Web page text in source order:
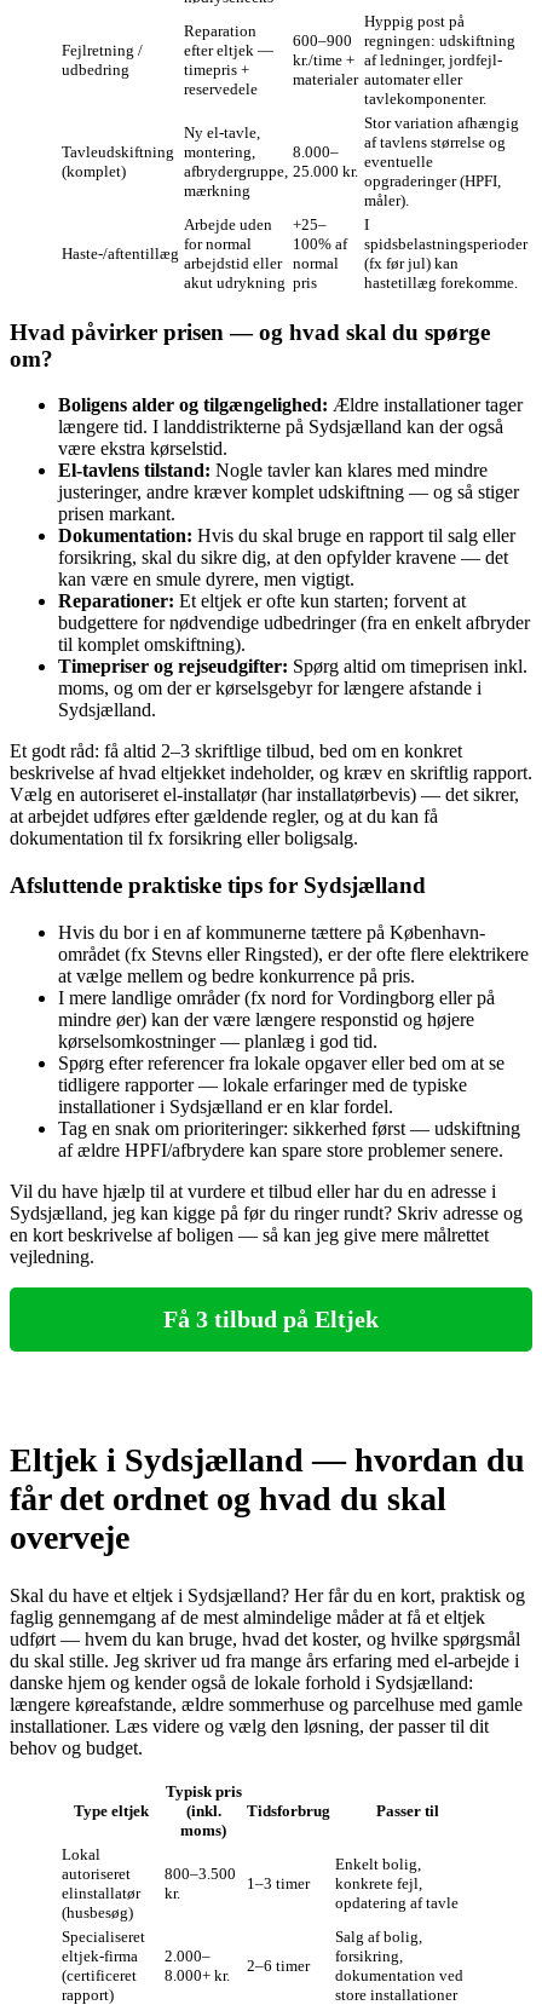
Fejlretning /
udbedring
Reparation
efter eltjek —
timepris +
reservedele
600–900
kr./time +
materialer
Hyppig post på
regningen: udskiftning
af ledninger, jordfejl-
automater eller
tavlekomponenter.
Tavleudskiftning
(komplet)
Ny el-tavle,
montering,
afbrydergruppe,
mærkning
8.000–
25.000 kr.
Stor variation afhængig
af tavlens størrelse og
eventuelle
opgraderinger (HPFI,
måler).
Haste-/aftentillæg
Arbejde uden
for normal
arbejdstid eller
akut udrykning
+25–
100% af
normal
pris
I
spidsbelastningsperioder
(fx før jul) kan
hastetillæg forekomme.
Hvad påvirker prisen — og hvad skal du spørge
om?
Boligens alder og tilgængelighed: Ældre installationer tager
længere tid. I landdistrikterne på Sydsjælland kan der også
være ekstra kørselstid.
El-tavlens tilstand: Nogle tavler kan klares med mindre
justeringer, andre kræver komplet udskiftning — og så stiger
prisen markant.
Dokumentation: Hvis du skal bruge en rapport til salg eller
forsikring, skal du sikre dig, at den opfylder kravene — det
kan være en smule dyrere, men vigtigt.
Reparationer: Et eltjek er ofte kun starten; forvent at
budgettere for nødvendige udbedringer (fra en enkelt afbryder
til komplet omskiftning).
Timepriser og rejseudgifter: Spørg altid om timeprisen inkl.
moms, og om der er kørselsgebyr for længere afstande i
Sydsjælland.
Et godt råd: få altid 2–3 skriftlige tilbud, bed om en konkret
beskrivelse af hvad eltjekket indeholder, og kræv en skriftlig rapport.
Vælg en autoriseret el-installatør (har installatørbevis) — det sikrer,
at arbejdet udføres efter gældende regler, og at du kan få
dokumentation til fx forsikring eller boligsalg.
Afsluttende praktiske tips for Sydsjælland
Hvis du bor i en af kommunerne tættere på København-
området (fx Stevns eller Ringsted), er der ofte flere elektrikere
at vælge mellem og bedre konkurrence på pris.
I mere landlige områder (fx nord for Vordingborg eller på
mindre øer) kan der være længere responstid og højere
kørselsomkostninger — planlæg i god tid.
Spørg efter referencer fra lokale opgaver eller bed om at se
tidligere rapporter — lokale erfaringer med de typiske
installationer i Sydsjælland er en klar fordel.
Tag en snak om prioriteringer: sikkerhed først — udskiftning
af ældre HPFI/afbrydere kan spare store problemer senere.
Vil du have hjælp til at vurdere et tilbud eller har du en adresse i
Sydsjælland, jeg kan kigge på før du ringer rundt? Skriv adresse og
en kort beskrivelse af boligen — så kan jeg give mere målrettet
vejledning.
Få 3 tilbud på Eltjek
Eltjek i Sydsjælland — hvordan du
får det ordnet og hvad du skal
overveje
Skal du have et eltjek i Sydsjælland? Her får du en kort, praktisk og
faglig gennemgang af de mest almindelige måder at få et eltjek
udført — hvem du kan bruge, hvad det koster, og hvilke spørgsmål
du skal stille. Jeg skriver ud fra mange års erfaring med el-arbejde i
danske hjem og kender også de lokale forhold i Sydsjælland:
længere køreafstande, ældre sommerhuse og parcelhuse med gamle
installationer. Læs videre og vælg den løsning, der passer til dit
behov og budget.
Type eltjek
Typisk pris
(inkl.
moms)
Tidsforbrug Passer til
Lokal
autoriseret
elinstallatør
(husbesøg)
800–3.500
kr.
1–3 timer
Enkelt bolig,
konkrete fejl,
opdatering af tavle
Specialiseret
eltjek‑firma
(certificeret
rapport)
2.000–
8.000+ kr.
2–6 timer
Salg af bolig,
forsikring,
dokumentation ved
store installationer